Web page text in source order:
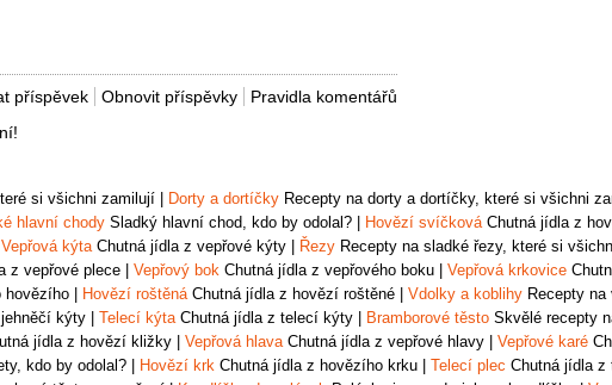
Pravidla komentářů
Obnovit příspěvky
příspěvek
si všichni zamilují Dorty a dortíčky Recepty na dorty a dortíčky, které si všichni
hlavní chody Sladký hlavní chod, kdo by odolal? Hovězí svíčkováChutná jídla z
Vepřová kýtaChutná jídla z vepřové kýty Řezy Recepty na sladké řezy, které si
z vepřové plece Vepřový bok Chutná jídla z vepřového boku Vepřová krkovice
hovězího Hovězí roštěnáChutná jídla z hovězí roštěné Vdolky a koblihy Recepty
kýty Telecí kýtaChutná jídla z telecí kýty Bramborové těsto Skvělé recepty
jídla z hovězí kližky Vepřová hlavaChutná jídla z vepřové hlavy Vepřové karé
kdo by odolal? Hovězí krk Chutná jídla z hovězího krku Telecí plec Chutná jídla z